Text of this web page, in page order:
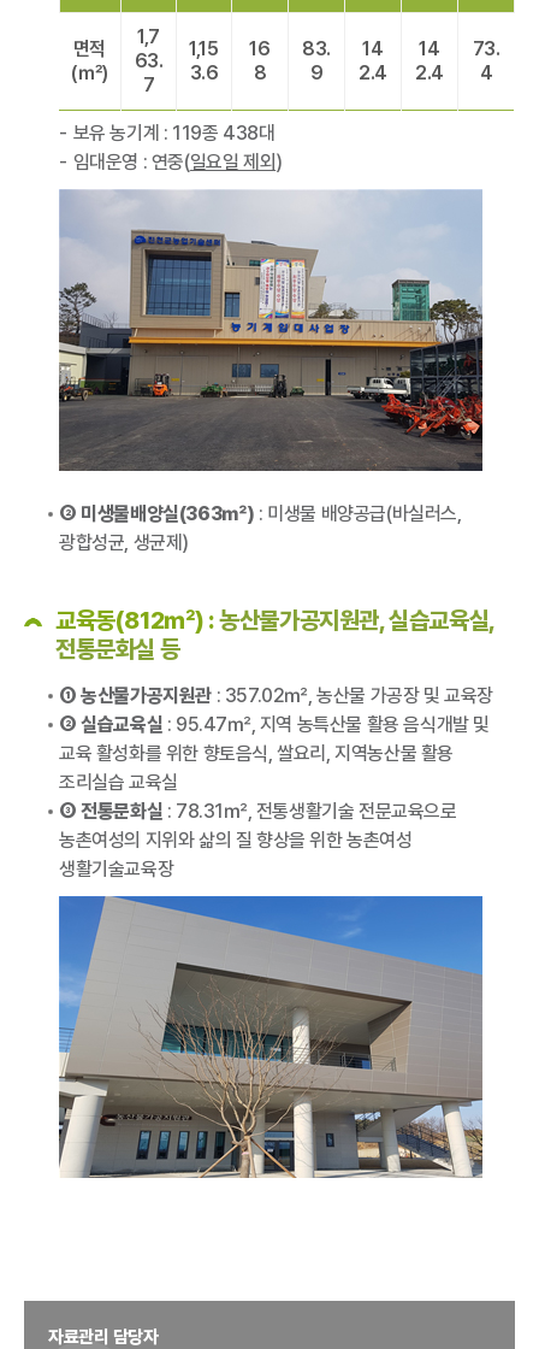
면적
(㎡)
1,7
63.
7
1,15
3.6
16
8
83.
9
14
2.4
14
2.4
73.
4
보유 농기계 : 119종 438대
임대운영 : 연중(일요일 제외 )
② 미생물배양실(363㎡) : 미생물 배양공급(바실러스,
광합성균, 생균제)
교육동(812㎡) :농산물가공지원관, 실습교육실,
전통문화실 등
① 농산물가공지원관 : 357.02㎡, 농산물 가공장 및 교육장
② 실습교육실 : 95.47㎡, 지역 농특산물 활용 음식개발 및
교육 활성화를 위한 향토음식, 쌀요리, 지역농산물 활용
조리실습 교육실
③ 전통문화실 : 78.31㎡, 전통생활기술 전문교육으로
농촌여성의 지위와 삶의 질 향상을 위한 농촌여성
생활기술교육장
자료관리 담당자